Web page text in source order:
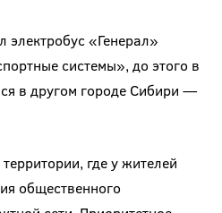
электробус «Генерал»
системы», до этого в
в другом городе Сибири —
где у жителей
общественного